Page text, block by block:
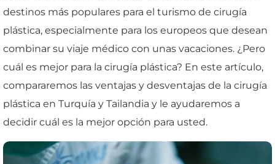
destinos más populares para el turismo de cirugía
plástica, especialmente para los europeos que desean
combinar su viaje médico con unas vacaciones. ¿Pero
cuál es mejor para la cirugía plástica? En este artículo,
compararemos las ventajas y desventajas de la cirugía
plástica en Turquía y Tailandia y le ayudaremos a
decidir cuál es la mejor opción para usted.